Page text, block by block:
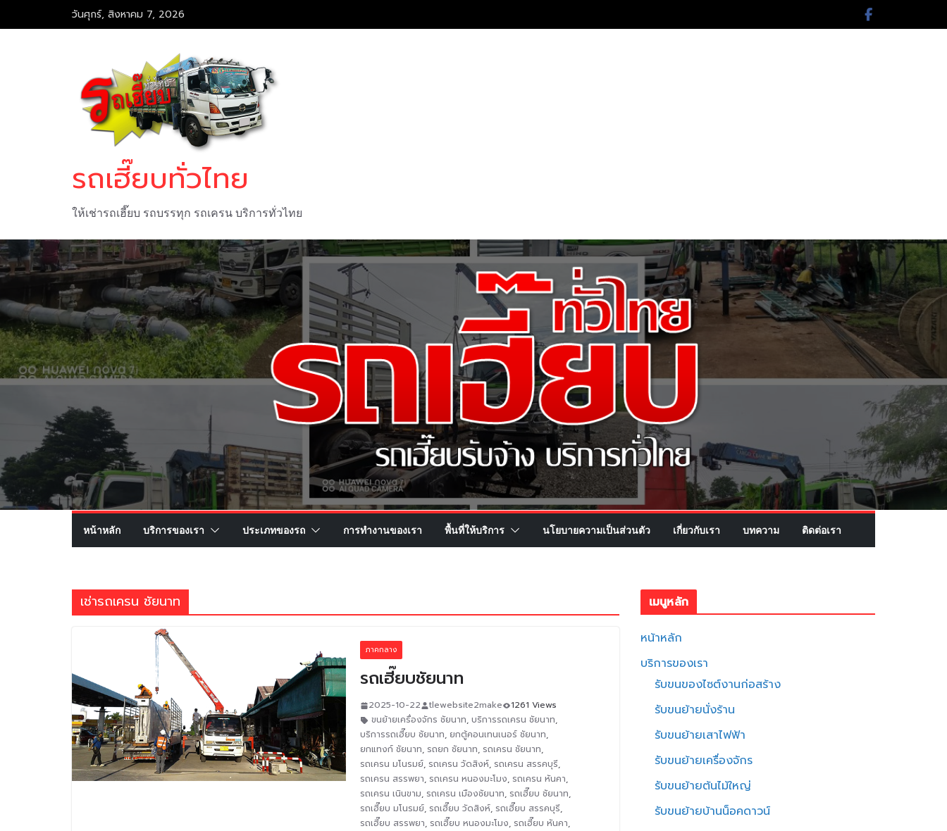
to
วันศุกร์, สิงหาคม 7, 2026
รถเฮี๊ยบทั่วไทย
ให้เช่ารถเฮี๊ยบ รถบรรทุก รถเครน บริการทั่วไทย
หน้าหลัก บริการของเรา ประเภทของรถ การทำงานของเรา พื้นที่ให้บริการ นโยบายความเป็นส่วนตัว เกี่ยวกับเรา บทความ ติดต่อเรา
เช่ารถเครน ชัยนาท
ภาคกลาง
รถเฮี๊ยบชัยนาท
2025-10-22 tlewebsite2make
1261 Views
ขนย้ายเครื่องจักร ชัยนาท, บริการรถเครน ชัยนาท,
บริการรถเฮี๊ยบ ชัยนาท, ยกตู้คอนเทนเนอร์ ชัยนาท,
ยกแทงก์ ชัยนาท, รถยก ชัยนาท, รถเครน ชัยนาท,
รถเครน มโนรมย์, รถเครน วัดสิงห์, รถเครน สรรคบุรี,
รถเครน สรรพยา, รถเครน หนองมะโมง, รถเครน หันคา,
รถเครน เนินขาม, รถเครน เมืองชัยนาท, รถเฮี๊ยบ ชัยนาท,
รถเฮี๊ยบ มโนรมย์, รถเฮี๊ยบ วัดสิงห์, รถเฮี๊ยบ สรรคบุรี,
รถเฮี๊ยบ สรรพยา, รถเฮี๊ยบ หนองมะโมง, รถเฮี๊ยบ หันคา,
เมนูหลัก
หน้าหลัก
บริการของเรา
รับขนของไซต์งานก่อสร้าง
รับขนย้ายนั่งร้าน
รับขนย้ายเสาไฟฟ้า
รับขนย้ายเครื่องจักร
รับขนย้ายต้นไม้ใหญ่
รับขนย้ายบ้านน็อคดาวน์